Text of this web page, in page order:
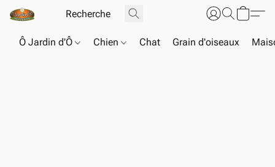
Ô Jardin d'Ô Chien Chat Grain d'oiseaux